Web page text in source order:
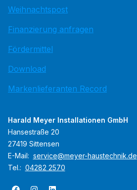
Weihnachtspost
Finanzierung anfragen
Fördermittel
Download
Markenlieferanten Record
Harald Meyer Installationen GmbH
Hansestraße 20
27419 Sittensen
E-Mail: service@meyer-haustechnik.de
Tel.: 04282 2570